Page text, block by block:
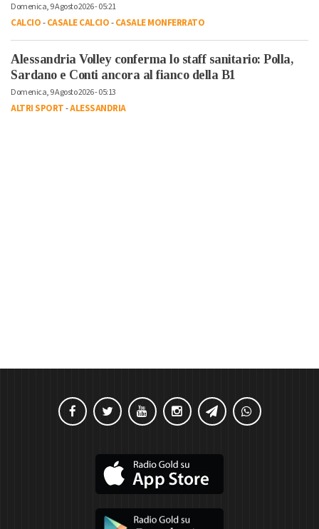
Domenica, 9 Agosto 2026 - 05:21
CALCIO-CASALE CALCIO-CASALE MONFERRATO
Alessandria Volley conferma lo staff sanitario: Polla,
Sardano e Conti ancora al fianco della B1
Domenica, 9 Agosto 2026 - 05:13
ALTRI SPORT-ALESSANDRIA